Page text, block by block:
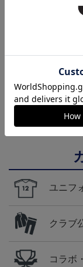
2026/27 1st レプリカユニ
13,970円～20,020円
ユニフ
クラブ
コラボ